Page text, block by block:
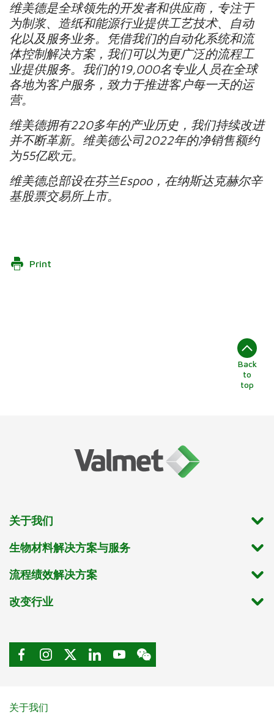
维美德是全球领先的开发者和供应商，专注于
为制浆、造纸和能源行业提供工艺技术、自动
化以及服务业务。凭借我们的自动化系统和流
体控制解决方案，我们可以为更广泛的流程工
业提供服务。我们的19,000名专业人员在全球
各地为客户服务，致力于推进客户每一天的运
营。
维美德拥有220多年的产业历史，我们持续改进
并不断革新。维美德公司2022年的净销售额约
为55亿欧元。
维美德总部设在芬兰Espoo，在纳斯达克赫尔辛
基股票交易所上市。
Print
Back
to
top
关于我们
生物材料解决方案与服务
流程绩效解决方案
改变行业
关于我们